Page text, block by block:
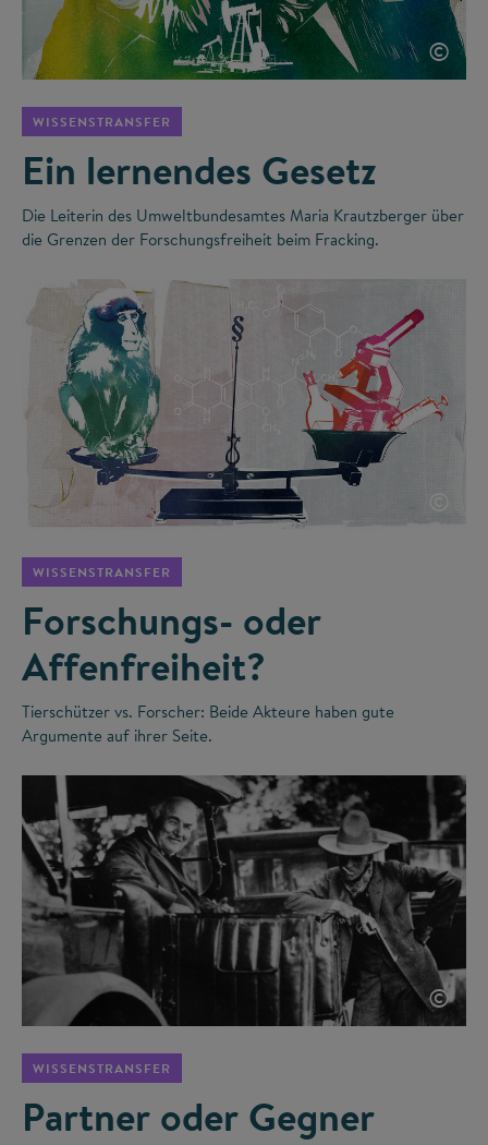
©
WISSENSTRANSFER
Ein lernendes Gesetz
Die Leiterin des Umweltbundesamtes Maria Krautzberger über
die Grenzen der Forschungsfreiheit beim Fracking.
©
WISSENSTRANSFER
Forschungs- oder
Affenfreiheit?
Tierschützer vs. Forscher: Beide Akteure haben gute
Argumente auf ihrer Seite.
©
WISSENSTRANSFER
Partner oder Gegner